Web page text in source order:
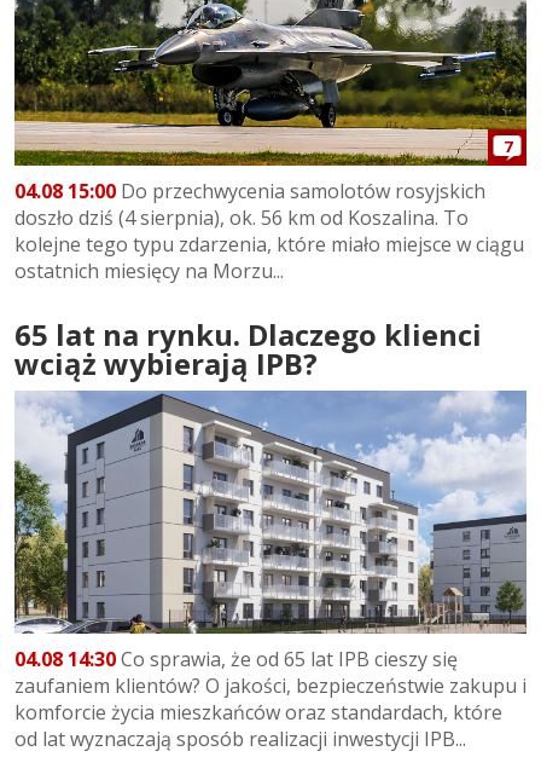
7
04.08 15:00 Do przechwycenia samolotów rosyjskich
doszło dziś (4 sierpnia), ok. 56 km od Koszalina. To
kolejne tego typu zdarzenia, które miało miejsce w ciągu
ostatnich miesięcy na Morzu...
65 lat na rynku. Dlaczego klienci
wciąż wybierają IPB?
04.08 14:30Co sprawia, że od 65 lat IPB cieszy się
zaufaniem klientów? O jakości, bezpieczeństwie zakupu i
komforcie życia mieszkańców oraz standardach, które
od lat wyznaczają sposób realizacji inwestycji IPB...